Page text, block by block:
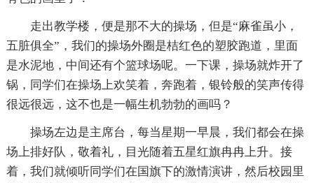
走出教学楼，便是那不大的操场，但是“麻雀虽小，
五脏俱全”，我们的操场外圈是桔红色的塑胶跑道，里面
是水泥地，中间还有个篮球场呢。一下课，操场就炸开了
锅，同学们在操场上欢笑着，奔跑着，银铃般的笑声传得
很远很远，这不也是一幅生机勃勃的画吗？
操场左边是主席台，每当星期一早晨，我们都会在操
场上排好队，敬着礼，目光随着五星红旗冉冉上升。接
着，我们就倾听同学们在国旗下的激情演讲，然后校园里